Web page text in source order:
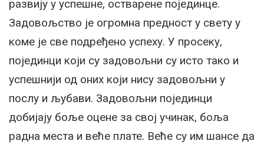
развију у успешне, остварене појединце.
Задовољство је огромна предност у свету у
коме је све подређено успеху. У просеку,
појединци који су задовољни су исто тако и
успешнији од оних који нису задовољни у
послу и љубави. Задовољни појединци
добијају боље оцене за свој учинак, боља
радна места и веће плате. Веће су им шансе да